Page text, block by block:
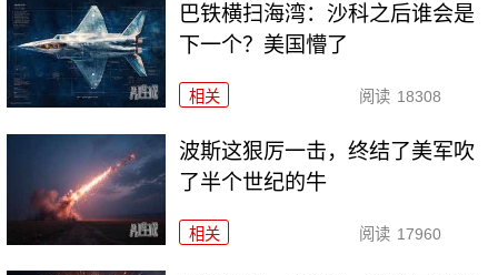
巴铁横扫海湾：沙科之后谁会是
下一个？美国懵了
相关 阅读 18308
波斯这狠厉一击，终结了美军吹
了半个世纪的牛
相关 阅读 17960